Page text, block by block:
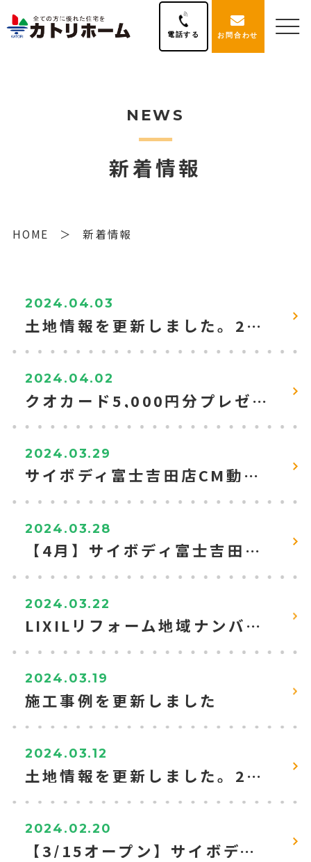
電話する お問合わせ
NEWS
新着情報
HOME 新着情報
2024.04.03
土地情報を更新しました。2024.4現在
2024.04.02
クオカード5,000円分プレゼントキャンペーン！【WEB来店予約＆見積で】
2024.03.29
サイボディ富士吉田店CM動画をUPしました。
2024.03.28
【4月】サイボディ富士吉田店入会キャンペーン
2024.03.22
LIXILリフォーム地域ナンバー1になりました！
2024.03.19
施工事例を更新しました
2024.03.12
土地情報を更新しました。2024.3現在
2024.02.20
【3/15オープン】サイボディ富士吉田店入会キャンペーンを実施します